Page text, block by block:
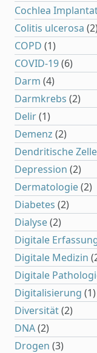
Cochlea
Colitis ulcerosa
COPD (1)
COVID-19(6)
Darm (4)
Darmkrebs (2)
Delir(1)
Demenz (2)
Dendritische
Depression (2)
Dermatologie(2)
Diabetes (2)
Dialyse(2)
Digitale
Digitale Medizin
Digitale
Digitalisierung (1)
Diversität(2)
DNA(2)
Drogen (3)